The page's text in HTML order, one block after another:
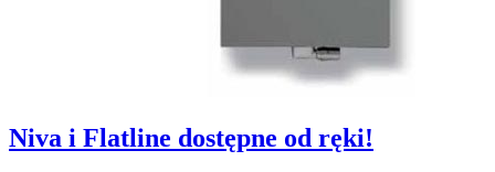
Niva i Flatline dostępne od ręki!